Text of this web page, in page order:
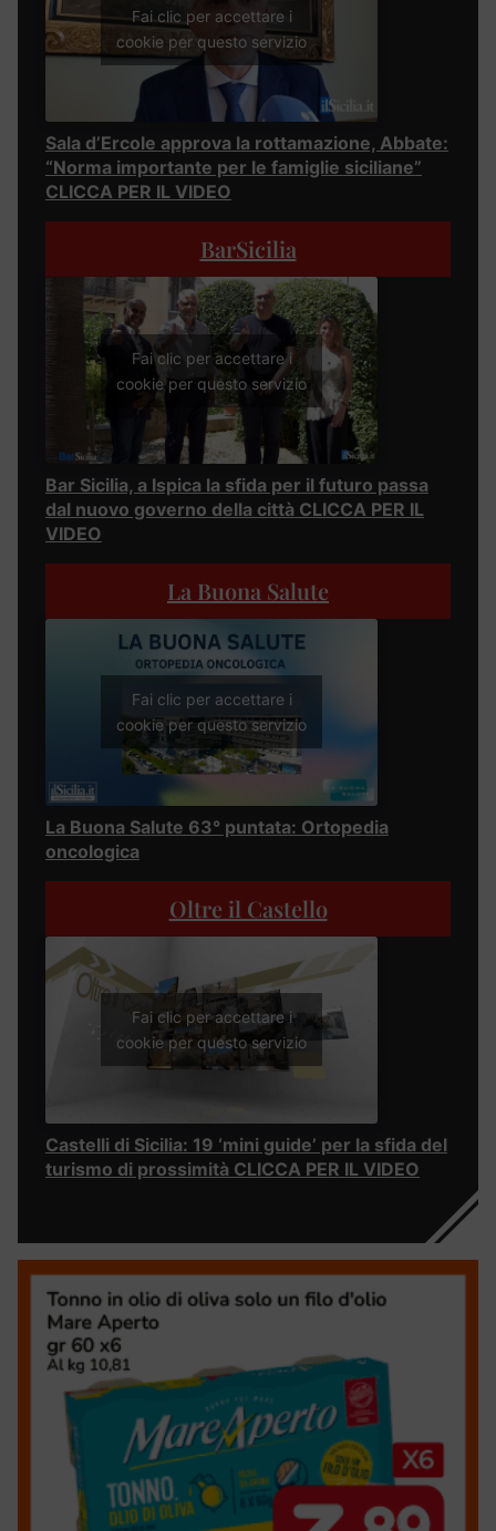
Fai clic per accettare i
cookie per questo servizio
Sala d’Ercole approva la rottamazione, Abbate:
“Norma importante per le famiglie siciliane”
CLICCA PER IL VIDEO
BarSicilia
Fai clic per accettare i
cookie per questo servizio
Bar Sicilia, a Ispica la sfida per il futuro passa
dal nuovo governo della città CLICCA PER IL
VIDEO
La Buona Salute
Fai clic per accettare i
cookie per questo servizio
La Buona Salute 63° puntata: Ortopedia
oncologica
Oltre il Castello
Fai clic per accettare i
cookie per questo servizio
Castelli di Sicilia: 19 ‘mini guide’ per la sfida del
turismo di prossimità CLICCA PER IL VIDEO